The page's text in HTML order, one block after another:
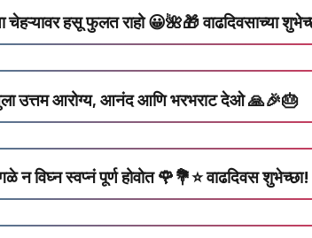
चेहऱ्यावर हसू फुलत राहो 😀🌺🎁 वाढदिवसाच्या
उत्तम आरोग्य, आनंद आणि भरभराट देओ 🙏🎉🎂
न विघ्न स्वप्नं पूर्ण होवोत 🌹💐⭐ वाढदिवस शुभेच्छा!